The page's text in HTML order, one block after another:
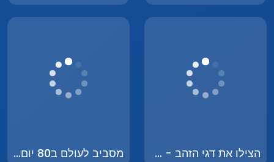
הצילו את דגי הזהב - Save the Goldfish מסביב לעולם ב80 יום - Around the World in 80 Days